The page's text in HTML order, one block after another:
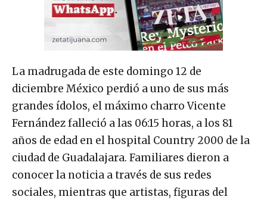
La madrugada de este domingo 12 de
diciembre México perdió a uno de sus más
grandes ídolos, el máximo charro Vicente
Fernández falleció a las 06:15 horas, a los 81
años de edad en el hospital Country 2000 de la
ciudad de Guadalajara. Familiares dieron a
conocer la noticia a través de sus redes
sociales, mientras que artistas, figuras del